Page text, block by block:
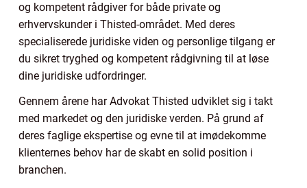
og kompetent rådgiver for både private og
erhvervskunder i Thisted-området. Med deres
specialiserede juridiske viden og personlige tilgang er
du sikret tryghed og kompetent rådgivning til at løse
dine juridiske udfordringer.
Gennem årene har Advokat Thisted udviklet sig i takt
med markedet og den juridiske verden. På grund af
deres faglige ekspertise og evne til at imødekomme
klienternes behov har de skabt en solid position i
branchen.